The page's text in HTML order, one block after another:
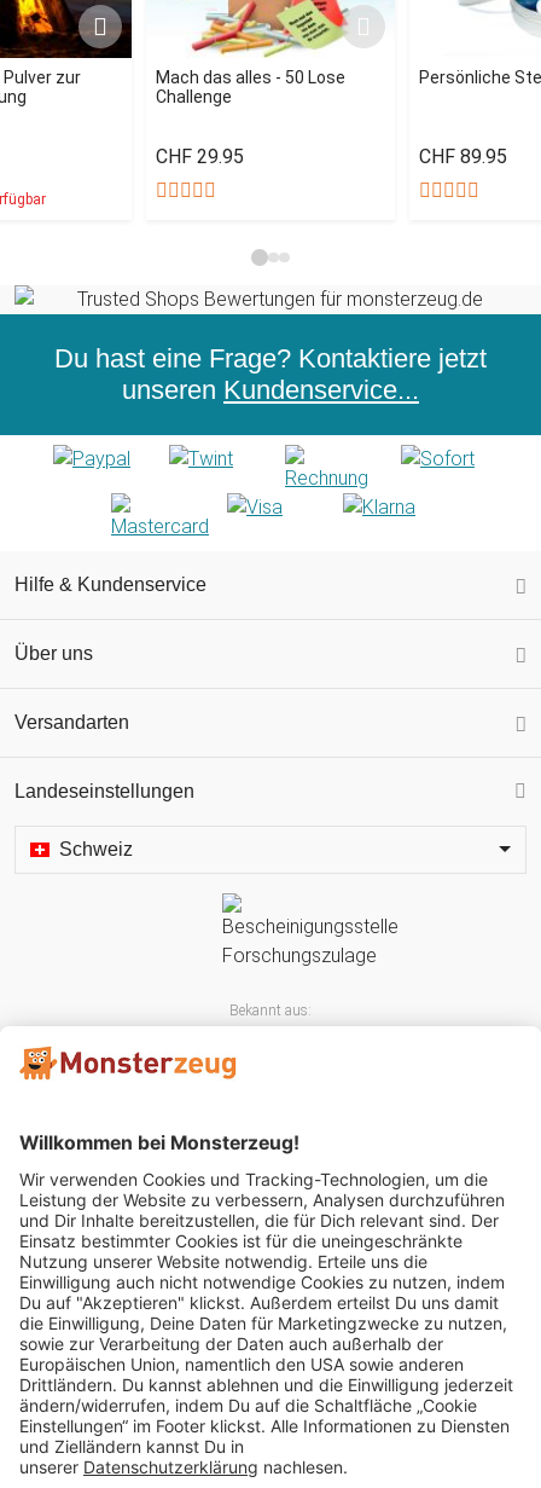
zur
Mach das alles - 50 Lose
Challenge
CHF 29.95
Persönliche
CHF 89.95
Du hast eine Frage? Kontaktiere jetzt
unseren Kundenservice...
Hilfe & Kundenservice
Über uns
Versandarten
Landeseinstellungen
Schweiz
Bekannt aus:
Mitglied im:
Impressum AGB Widerrufsbelehrung